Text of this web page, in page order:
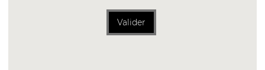
Valider